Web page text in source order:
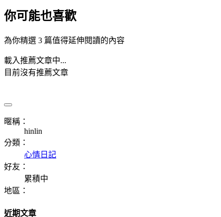
你可能也喜歡
為你精選 3 篇值得延伸閱讀的內容
載入推薦文章中...
目前沒有推薦文章
暱稱：
hinlin
分類：
心情日記
好友：
累積中
地區：
近期文章